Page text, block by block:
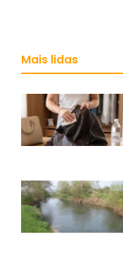
Mais lidas